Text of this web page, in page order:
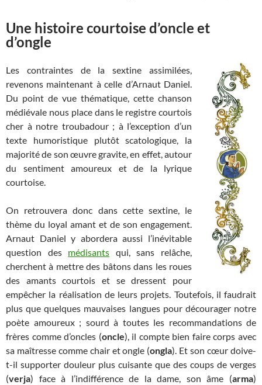
Une histoire courtoise d’oncle et
d’ongle
Les contraintes de la sextine assimilées,
revenons maintenant à celle d’Arnaut Daniel.
Du point de vue thématique, cette chanson
médiévale nous place dans le registre courtois
cher à notre troubadour ; à l’exception d’un
texte humoristique plutôt scatologique, la
majorité de son œuvre gravite, en effet, autour
du sentiment amoureux et de la lyrique
courtoise.
On retrouvera donc dans cette sextine, le
thème du loyal amant et de son engagement.
Arnaut Daniel y abordera aussi l’inévitable
question des médisants qui, sans relâche,
cherchent à mettre des bâtons dans les roues
des amants courtois et se dressent pour
empêcher la réalisation de leurs projets. Toutefois, il faudrait
plus que quelques mauvaises langues pour décourager notre
poète amoureux ; sourd à toutes les recommandations de
frères comme d’oncles (oncle), il compte bien faire corps avec
sa maîtresse comme chair et ongle (ongla). Et son cœur doive-
t-il supporter douleur plus cuisante que des coups de verges
(verja) face à l’indifférence de la dame, son âme (arma)